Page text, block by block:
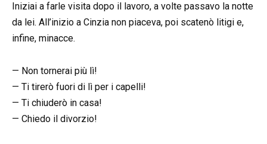
Iniziai a farle visita dopo il lavoro, a volte passavo la notte
da lei. All’inizio a Cinzia non piaceva, poi scatenò litigi e,
infine, minacce.
— Non tornerai più lì!
— Ti tirerò fuori di lì per i capelli!
— Ti chiuderò in casa!
— Chiedo il divorzio!